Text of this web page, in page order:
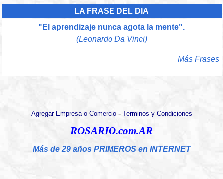
LA FRASE DEL DIA
"El aprendizaje nunca agota la mente".
(Leonardo Da Vinci)
Más Frases
Agregar Empresa o Comercio- Terminos y Condiciones
ROSARIO.com.AR
Más de 29 años PRIMEROS en INTERNET